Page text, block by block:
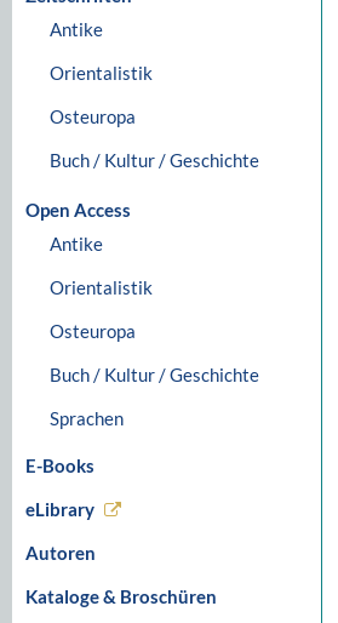
Antike
Orientalistik
Osteuropa
Buch / Kultur / Geschichte
Open Access
Antike
Orientalistik
Osteuropa
Buch / Kultur / Geschichte
Sprachen
E-Books
eLibrary
Autoren
Kataloge & Broschüren